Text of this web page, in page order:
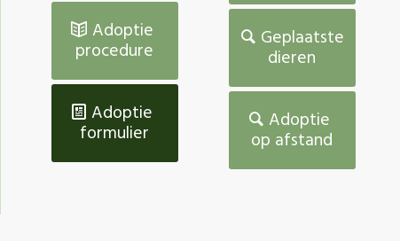
Adoptie
procedure
Adoptie
formulier
Geplaatste
dieren
Adoptie
op afstand